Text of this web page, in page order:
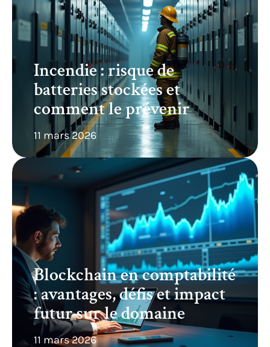
Incendie : risque de
batteries stockées et
comment le prévenir
11 mars 2026
Blockchain en comptabilité
: avantages, défis et impact
futur sur le domaine
11 mars 2026